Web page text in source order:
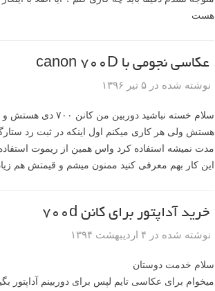
هست
عکاسی نجومی با canon 700D
نوشته شده در ۵ تیر ۱۳۹۶
هستش ولی هر کاری میکنم اول اینکه در ثبت رد
مدت نمیشه استفاده کرد واس همین از ریموت
این کار بهم معرفی کنید ممنون میشم و قیمتش هم
خرید آداپتور برای کانن ۷۰۰d
نوشته شده در ۴ اردیبهشت ۱۳۹۴
سلام خدمت دوستان
میخوام برای عکاسی تایم لپس برای دوربینم آداپتور